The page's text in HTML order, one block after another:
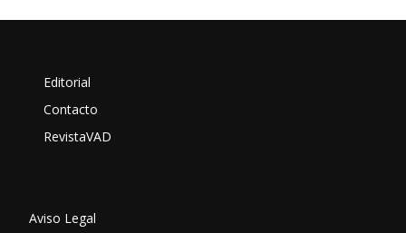
Editorial
Contacto
RevistaVAD
Aviso Legal